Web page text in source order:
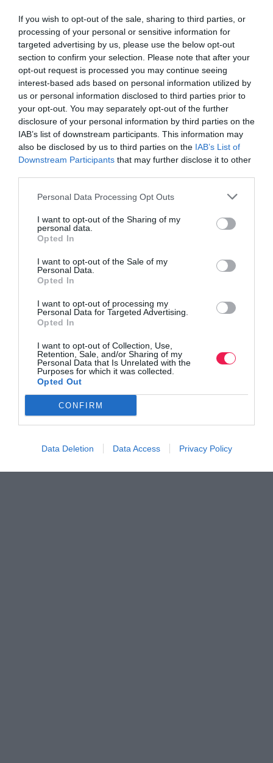
If you wish to opt-out of the sale, sharing to third parties, or
processing of your personal or sensitive information for
targeted advertising by us, please use the below opt-out
section to confirm your selection. Please note that after your
opt-out request is processed you may continue seeing
interest-based ads based on personal information utilized by
us or personal information disclosed to third parties prior to
your opt-out. You may separately opt-out of the further
disclosure of your personal information by third parties on the
IAB’s list of downstream participants. This information may
also be disclosed by us to third parties on the IAB’s List of
Downstream Participants that may further disclose it to other
Personal Data Processing Opt Outs
I want to opt-out of the Sharing of my
personal data.
Opted In
I want to opt-out of the Sale of my
Personal Data.
Opted In
I want to opt-out of processing my
Personal Data for Targeted Advertising.
Opted In
I want to opt-out of Collection, Use,
Retention, Sale, and/or Sharing of my
Personal Data that Is Unrelated with the
Purposes for which it was collected.
Opted Out
CONFIRM
Data Deletion Data Access Privacy Policy
Γίνε Συνδρομητής
Όλα τα Τεύχη